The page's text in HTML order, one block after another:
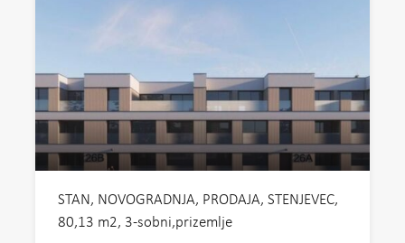
STAN, NOVOGRADNJA, PRODAJA, STENJEVEC,
80,13 m2, 3-sobni,prizemlje